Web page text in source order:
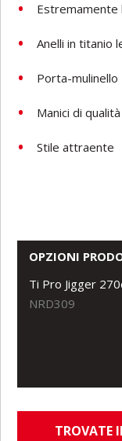
Estremamente
Anelli in titanio
Porta-mulinello
Manici di
Stile attraente
OPZIONI
Ti Pro Jigger
NRD309
TROVATE